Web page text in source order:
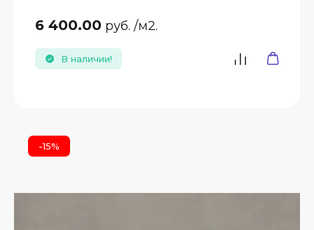
6 400.00 руб. /м2.
В наличии!
-15%